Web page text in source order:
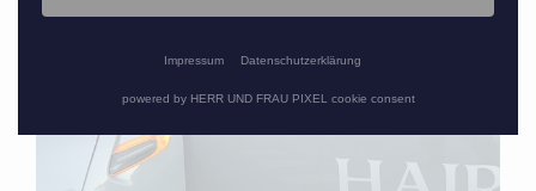
Impressum Datenschutzerklärung
powered by HERR UND FRAU PIXEL cookie consent